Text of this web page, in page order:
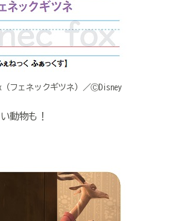
（フェネックギツネ）／ⒸDisney
動物も！